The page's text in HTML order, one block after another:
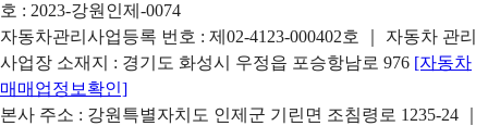
호 : 2023-강원인제-0074
자동차관리사업등록 번호 : 제02-4123-000402호 ｜ 자동차 관리
사업장 소재지 : 경기도 화성시 우정읍 포승항남로 976 [자동차
매매업정보확인]
본사 주소 : 강원특별자치도 인제군 기린면 조침령로 1235-24 ｜